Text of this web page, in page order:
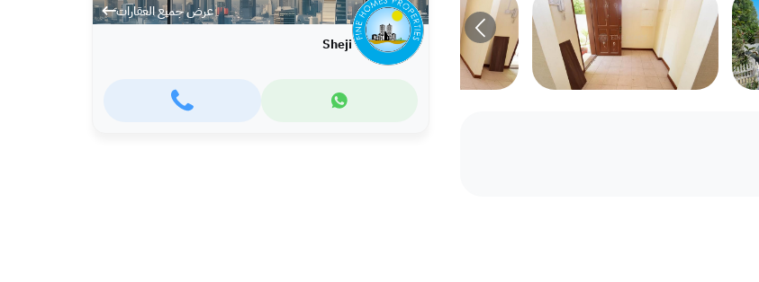
عرض جميع العقارات
Sheji